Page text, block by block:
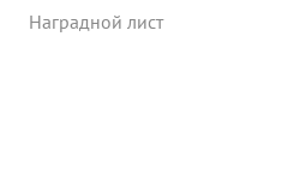
Наградной лист